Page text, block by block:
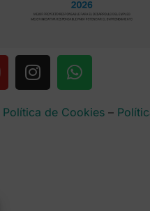
Política de Cookies–